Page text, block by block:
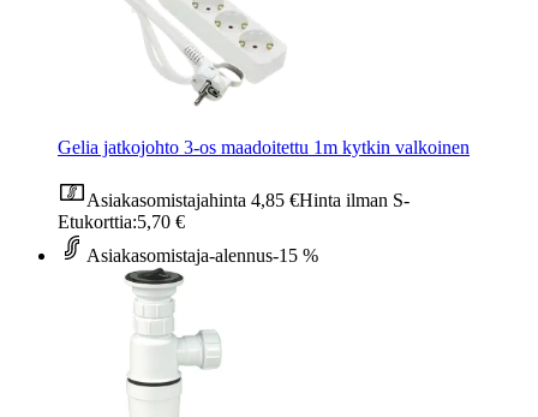
Gelia jatkojohto 3-os maadoitettu 1m kytkin valkoinen
Asiakasomistajahinta 4,85 €Hinta ilman S-
Etukorttia:5,70 €
Asiakasomistaja-alennus-15 %